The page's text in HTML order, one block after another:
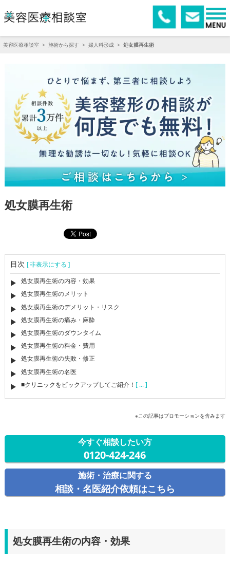
美容医療相談室 > 施術から探す > 婦人科形成 > 処女膜再生術
処女膜再生術
目次[ 非表示にする ]
処女膜再生術の内容・効果
処女膜再生術のメリット
処女膜再生術のデメリット・リスク
処女膜再生術の痛み・麻酔
処女膜再生術のダウンタイム
処女膜再生術の料金・費用
処女膜再生術の失敗・修正
処女膜再生術の名医
■クリニックをピックアップしてご紹介！ [ ... ]
※この記事はプロモーションを含みます
今すぐ相談したい方
0120-424-246
施術・治療に関する
相談・名医紹介依頼はこちら
処女膜再生術の内容・効果